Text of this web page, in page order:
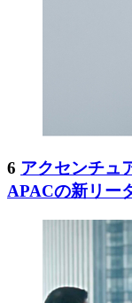
6 アクセンチュ
APACの新リー